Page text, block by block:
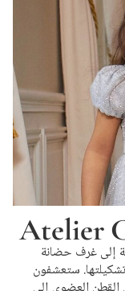
Atelier
إلى غرف حضانة
ستعشفون